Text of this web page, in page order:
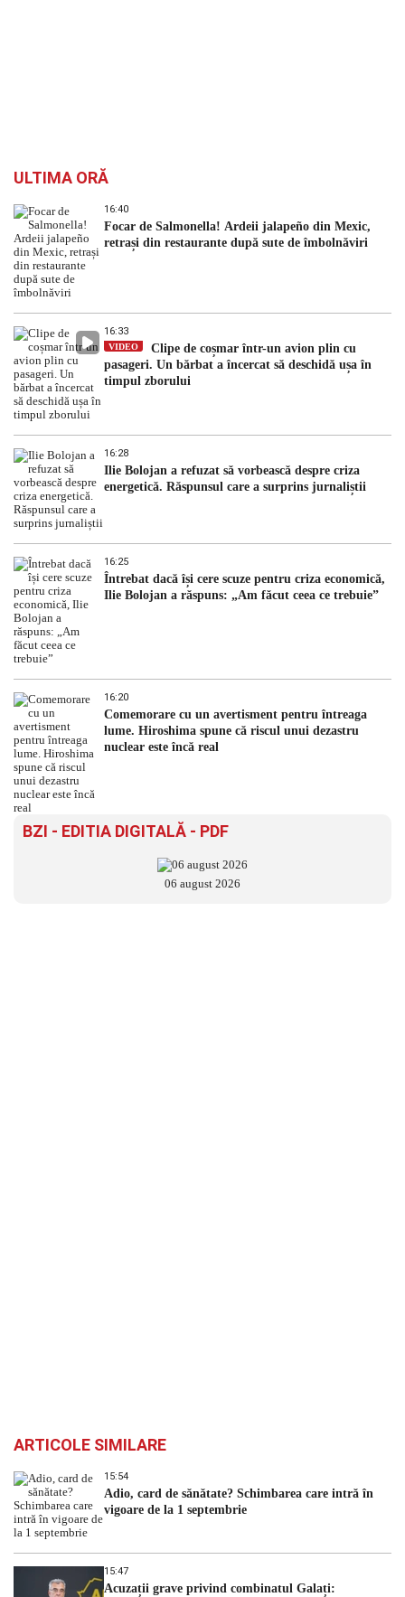
ULTIMA ORĂ
16:40
Focar de Salmonella! Ardeii jalapeño din Mexic,
retrași din restaurante după sute de îmbolnăviri
16:33
VIDEO
Clipe de coșmar într-un avion plin cu
pasageri. Un bărbat a încercat să deschidă ușa în
timpul zborului
16:28
Ilie Bolojan a refuzat să vorbească despre criza
energetică. Răspunsul care a surprins jurnaliștii
16:25
Întrebat dacă își cere scuze pentru criza economică,
Ilie Bolojan a răspuns: „Am făcut ceea ce trebuie”
16:20
Comemorare cu un avertisment pentru întreaga
lume. Hiroshima spune că riscul unui dezastru
nuclear este încă real
BZI - EDITIA DIGITALĂ - PDF
06 august 2026
ARTICOLE SIMILARE
15:54
Adio, card de sănătate? Schimbarea care intră în
vigoare de la 1 septembrie
15:47
Acuzații grave privind combinatul Galați: